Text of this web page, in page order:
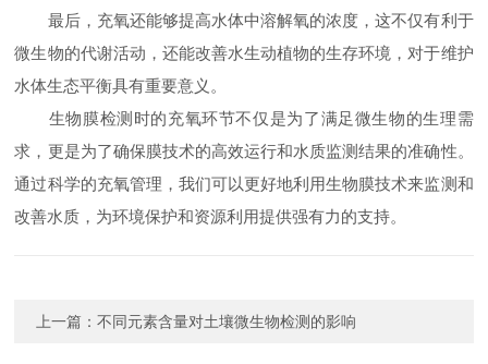
最后，充氧还能够提高水体中溶解氧的浓度，这不仅有利于
微生物的代谢活动，还能改善水生动植物的生存环境，对于维护
水体生态平衡具有重要意义。
生物膜检测时的充氧环节不仅是为了满足微生物的生理需
求，更是为了确保膜技术的高效运行和水质监测结果的准确性。
通过科学的充氧管理，我们可以更好地利用生物膜技术来监测和
改善水质，为环境保护和资源利用提供强有力的支持。
上一篇：不同元素含量对土壤微生物检测的影响